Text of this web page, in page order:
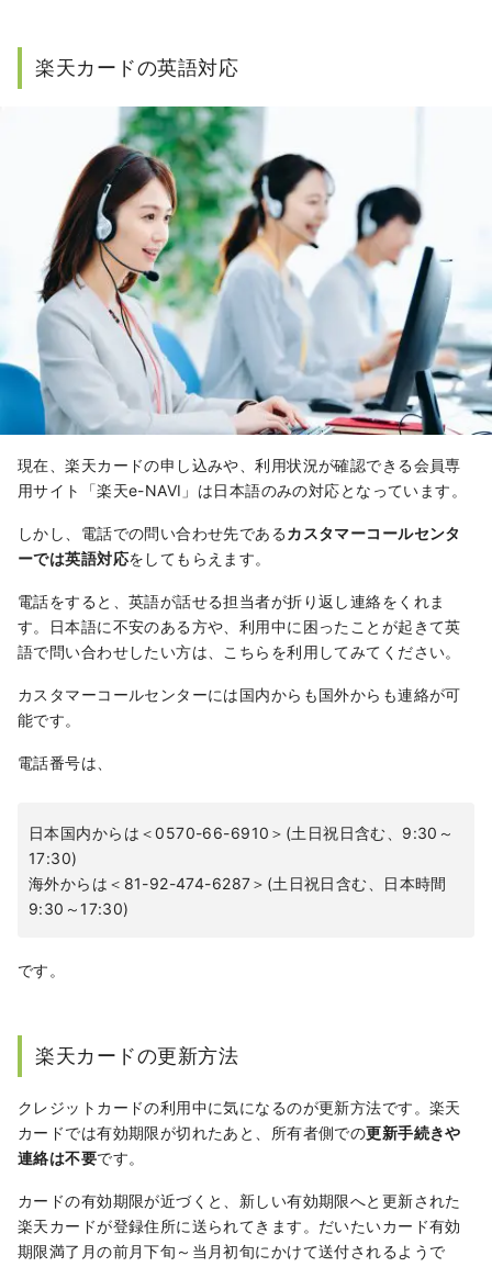
楽天カードの英語対応
現在、楽天カードの申し込みや、利用状況が確認できる会員専
用サイト「楽天e-NAVI」は日本語のみの対応となっています。
しかし、電話での問い合わせ先であるカスタマーコールセンタ
ーでは英語対応をしてもらえます。
電話をすると、英語が話せる担当者が折り返し連絡をくれま
す。日本語に不安のある方や、利用中に困ったことが起きて英
語で問い合わせしたい方は、こちらを利用してみてください。
カスタマーコールセンターには国内からも国外からも連絡が可
能です。
電話番号は、
日本国内からは＜0570-66-6910＞(土日祝日含む、9:30～
17:30)
海外からは＜81-92-474-6287＞(土日祝日含む、日本時間
9:30～17:30)
です。
楽天カードの更新方法
クレジットカードの利用中に気になるのが更新方法です。楽天
カードでは有効期限が切れたあと、所有者側での更新手続きや
連絡は不要です。
カードの有効期限が近づくと、新しい有効期限へと更新された
楽天カードが登録住所に送られてきます。だいたいカード有効
期限満了月の前月下旬～当月初旬にかけて送付されるようで